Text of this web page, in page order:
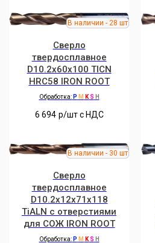
Сверло
твердосплавное
D10.2x60x100 TICN
HRC58 IRON ROOT
Обработка: P M K S H
6 694 р/шт c НДС
Сверло
твердосплавное
D10.2x12x71x118
TiALN с отверстиями
для СОЖ IRON ROOT
Обработка: P M K S H